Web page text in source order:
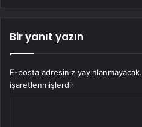
Bir yanıt yazın
E-posta adresiniz yayınlanmayacak.
işaretlenmişlerdir